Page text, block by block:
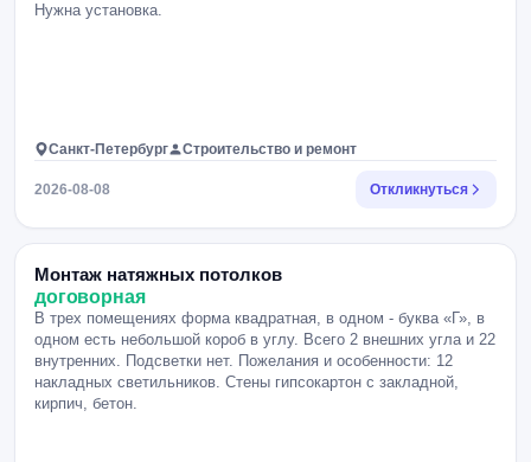
Нужна установка.
Санкт-Петербург Строительство и ремонт
2026-08-08 Откликнуться
Монтаж натяжных потолков
договорная
В трех помещениях форма квадратная, в одном - буква «Г», в
одном есть небольшой короб в углу. Всего 2 внешних угла и 22
внутренних. Подсветки нет. Пожелания и особенности: 12
накладных светильников. Стены гипсокартон с закладной,
кирпич, бетон.